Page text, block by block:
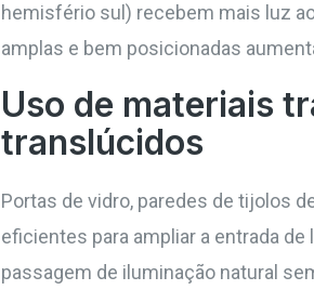
hemisfério sul) recebem mais luz
amplas e bem posicionadas
Uso de materiais
translúcidos
Portas de vidro, paredes de tijolos
eficientes para ampliar a entrada
passagem de iluminação natural